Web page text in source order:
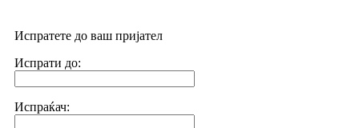
Испратете до ваш пријател
Испрати до:
Испраќач: